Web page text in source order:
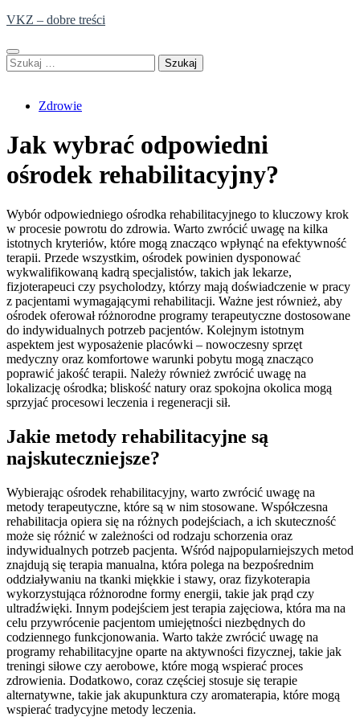
Skip
content
VKZ – dobre treści
Szukaj:
Zdrowie
Jak wybrać odpowiedni
ośrodek rehabilitacyjny?
Wybór odpowiedniego ośrodka rehabilitacyjnego to kluczowy krok
w procesie powrotu do zdrowia. Warto zwrócić uwagę na kilka
istotnych kryteriów, które mogą znacząco wpłynąć na efektywność
terapii. Przede wszystkim, ośrodek powinien dysponować
wykwalifikowaną kadrą specjalistów, takich jak lekarze,
fizjoterapeuci czy psycholodzy, którzy mają doświadczenie w pracy
z pacjentami wymagającymi rehabilitacji. Ważne jest również, aby
ośrodek oferował różnorodne programy terapeutyczne dostosowane
do indywidualnych potrzeb pacjentów. Kolejnym istotnym
aspektem jest wyposażenie placówki – nowoczesny sprzęt
medyczny oraz komfortowe warunki pobytu mogą znacząco
poprawić jakość terapii. Należy również zwrócić uwagę na
lokalizację ośrodka; bliskość natury oraz spokojna okolica mogą
sprzyjać procesowi leczenia i regeneracji sił.
Jakie metody rehabilitacyjne są
najskuteczniejsze?
Wybierając ośrodek rehabilitacyjny, warto zwrócić uwagę na
metody terapeutyczne, które są w nim stosowane. Współczesna
rehabilitacja opiera się na różnych podejściach, a ich skuteczność
może się różnić w zależności od rodzaju schorzenia oraz
indywidualnych potrzeb pacjenta. Wśród najpopularniejszych metod
znajdują się terapia manualna, która polega na bezpośrednim
oddziaływaniu na tkanki miękkie i stawy, oraz fizykoterapia
wykorzystująca różnorodne formy energii, takie jak prąd czy
ultradźwięki. Innym podejściem jest terapia zajęciowa, która ma na
celu przywrócenie pacjentom umiejętności niezbędnych do
codziennego funkcjonowania. Warto także zwrócić uwagę na
programy rehabilitacyjne oparte na aktywności fizycznej, takie jak
treningi siłowe czy aerobowe, które mogą wspierać proces
zdrowienia. Dodatkowo, coraz częściej stosuje się terapie
alternatywne, takie jak akupunktura czy aromaterapia, które mogą
wspierać tradycyjne metody leczenia.